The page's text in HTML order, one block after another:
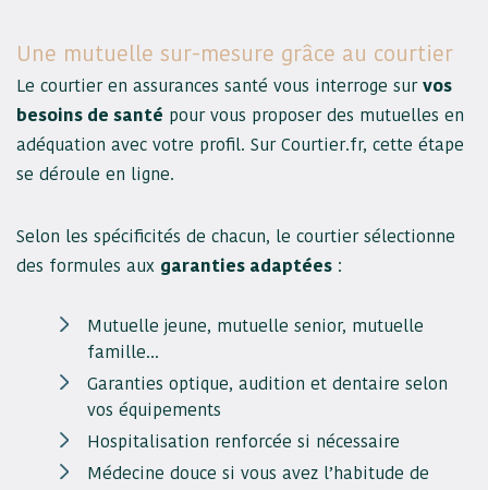
Une mutuelle sur-mesure grâce au courtier
Le courtier en assurances santé vous interroge survos
besoins de santé pour vous proposer des mutuelles en
adéquation avec votre profil. Sur Courtier.fr, cette étape
se déroule en ligne.
Selon les spécificités de chacun, le courtier sélectionne
des formules aux garanties adaptées :
Mutuelle jeune, mutuelle senior, mutuelle
famille…
Garanties optique, audition et dentaire selon
vos équipements
Hospitalisation renforcée si nécessaire
Médecine douce si vous avez l’habitude de